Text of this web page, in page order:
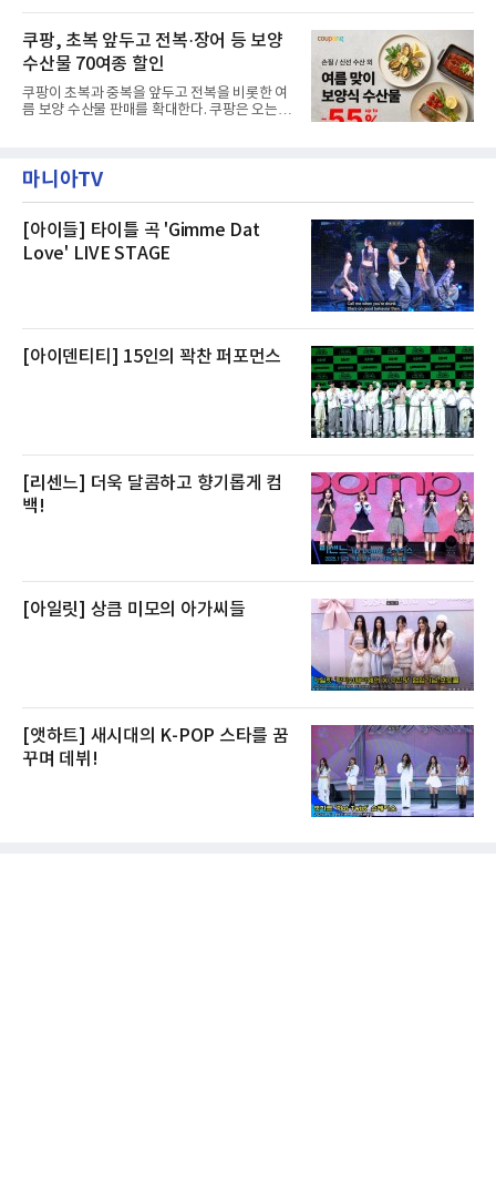
것으로 확인됐다”고 설명했다.이어 “정확한 화
재 원인은 추후 조사될
으로 여유로운 저녁 시간부터 호텔 스테이를 시
작할 수 있도록 준비됐다.앰배서더 서울 풀만 호
텔 측은 “퇴근 후 또는 주말 도심 속에서 짧지만
온전한 휴식을 원하는 고객들에게 특별한 경험
을 제공한다”고 밝혔다.패키지는 디럭스와 이그
제큐티브 두 가지 타입으로 구성된다. 디럭스 패
키지는 객실 1박(룸 온리)으로 심플한 호캉스를
스 센터 사우나 2인 이용 혜택이 포함된다.특히
클럽 앰배서더 라운지
쿠팡, 초복 앞두고 전복·장어 등 보양
수산물 70여종 할인
쿠팡이 초복과 중복을 앞두고 전복을 비롯한 여
름 보양 수산물 판매를 확대한다. 쿠팡은 오는
우 등이 포함됐다. 쿠팡은 올해 큰 크기의 전복
생산량이 늘어난 점을 반영해 주요 산지 상품을
전복은 산지에서 채취한 뒤 전국으로 직송되는
방식으로 운영된다. 신선도가 중요한 상품인 만
큼 이르면 다음 날 오전 배송이 가능하도록 물류
마니아TV
[아이들] 타이틀 곡 'Gimme Dat
Love' LIVE STAGE
[아이덴티티] 15인의 꽉찬 퍼포먼스
[리센느] 더욱 달콤하고 향기롭게 컴
백!
[아일릿] 상큼 미모의 아가씨들
[앳하트] 새시대의 K-POP 스타를 꿈
꾸며 데뷔!